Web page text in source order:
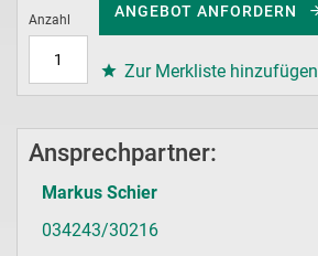
Anzahl
ANGEBOT ANFORDERN
Zur Merkliste hinzufügen
Ansprechpartner:
Markus Schier
034243/30216